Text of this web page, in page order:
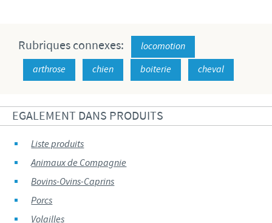
Rubriques connexes:
locomotion
arthrose
chien boiterie cheval
EGALEMENT DANS PRODUITS
Liste produits
Animaux de Compagnie
Bovins-Ovins-Caprins
Porcs
Volailles